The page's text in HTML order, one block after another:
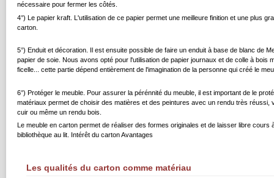
nécessaire pour fermer les côtés.
4°) Le papier kraft. L'utilisation de ce papier permet une meilleure finition et une plus
carton.
5°) Enduit et décoration. Il est ensuite possible de faire un enduit à base de blanc de
papier de soie. Nous avons opté pour l'utilisation de papier journaux et de colle à
ficelle... cette partie dépend entièrement de l'imagination de la personne qui créé le
6°) Protéger le meuble. Pour assurer la pérénnité du meuble, il est important de le
matériaux permet de choisir des matières et des peintures avec un rendu très
cuir ou même un rendu bois.
Le meuble en carton permet de réaliser des formes originales et de laisser libre
bibliothèque au lit. Intérêt du carton Avantages
Les qualités du carton comme matériau